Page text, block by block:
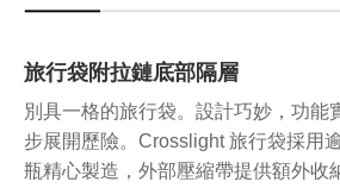
旅行袋附拉鏈底部隔層
別具一格的旅行袋。設計巧妙，功能
步展開歷險。Crosslight 旅行袋採用
瓶精心製造，外部壓縮帶提供額外收